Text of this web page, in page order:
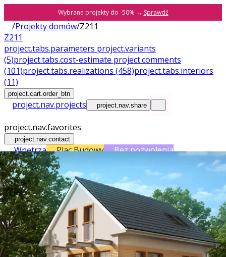
Wybrane projekty do -50% → Sprawdź
/Projekty domów/Z211
Z211
project.tabs.parameters project.variants
(5)project.tabs.cost-estimate project.comments
(101)project.tabs.realizations (458)project.tabs.interiors
(11)
project.cart.order_btn
project.nav.projects project.nav.share
project.nav.favorites
project.nav.contact
Wnętrza Plac Budowy Bez pozwolenia